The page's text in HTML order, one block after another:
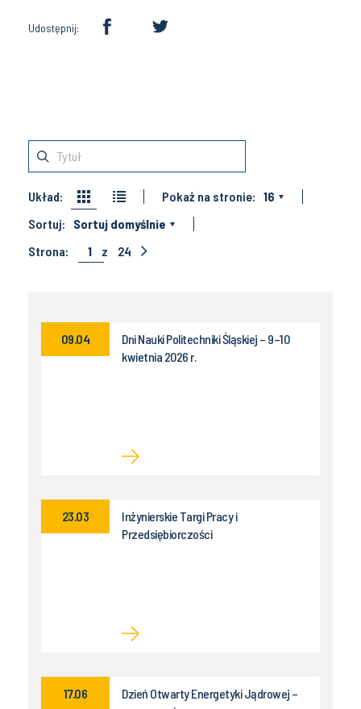
Udostępnij:
Układ: Pokaż na stronie: 16
Sortuj:
Sortuj domyślnie
Strona:
1 z 24
Dni Nauki Politechniki Śląskiej – 9–10
kwietnia 2026 r.
09.04
Inżynierskie Targi Pracy i
Przedsiębiorczości
23.03
Dzień Otwarty Energetyki Jądrowej –
17.06